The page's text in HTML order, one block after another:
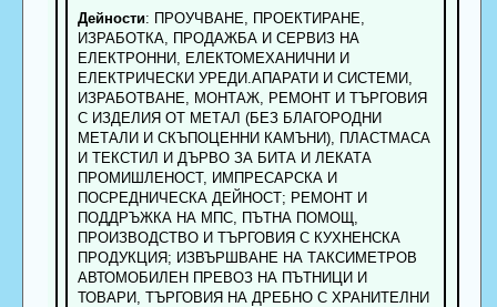
Дейности: ПРОУЧВАНЕ, ПРОЕКТИРАНЕ,
ИЗРАБОТКА, ПРОДАЖБА И СЕРВИЗ НА
ЕЛЕКТРОННИ, ЕЛЕКТОМЕХАНИЧНИ И
ЕЛЕКТРИЧЕСКИ УРЕДИ.АПАРАТИ И СИСТЕМИ,
ИЗРАБОТВАНЕ, МОНТАЖ, РЕМОНТ И ТЪРГОВИЯ
С ИЗДЕЛИЯ ОТ МЕТАЛ (БЕЗ БЛАГОРОДНИ
МЕТАЛИ И СКЪПОЦЕННИ КАМЪНИ), ПЛАСТМАСА
И ТЕКСТИЛ И ДЪРВО ЗА БИТА И ЛЕКАТА
ПРОМИШЛЕНОСТ, ИМПРЕСАРСКА И
ПОСРЕДНИЧЕСКА ДЕЙНОСТ; РЕМОНТ И
ПОДДРЪЖКА НА МПС, ПЪТНА ПОМОЩ,
ПРОИЗВОДСТВО И ТЪРГОВИЯ С КУХНЕНСКА
ПРОДУКЦИЯ; ИЗВЪРШВАНЕ НА ТАКСИМЕТРОВ
АВТОМОБИЛЕН ПРЕВОЗ НА ПЪТНИЦИ И
ТОВАРИ, ТЪРГОВИЯ НА ДРЕБНО С ХРАНИТЕЛНИ